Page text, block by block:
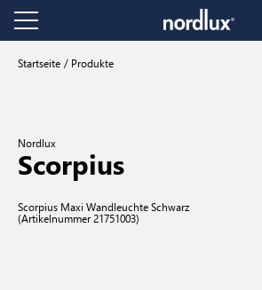
Startseite Produkte
Nordlux
Scorpius
Scorpius Maxi Wandleuchte Schwarz
(Artikelnummer 21751003)